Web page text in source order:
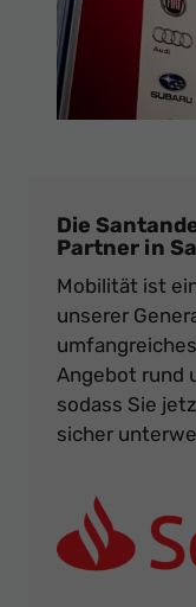
Die
Partner in
Mobilität ist
unserer
Angebot rund
sodass Sie
sicher